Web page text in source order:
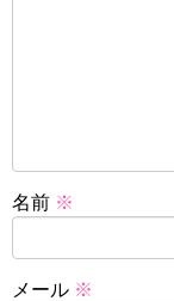
名前 ※
メール ※